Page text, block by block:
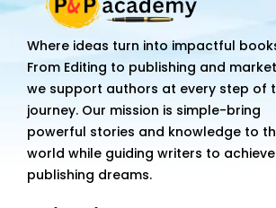
Where ideas turn into impactful
From Editing to publishing and
we support authors at every step of
journey. Our mission is simple-bring
powerful stories and knowledge to
world while guiding writers to
publishing dreams.